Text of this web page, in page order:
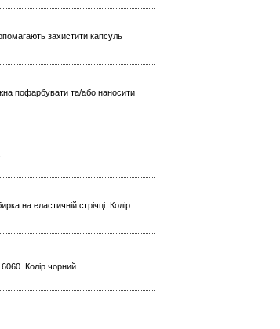
захистити капсуль
пофарбувати та/або наносити
на еластичній стрічці. Колір
Колір чорний.